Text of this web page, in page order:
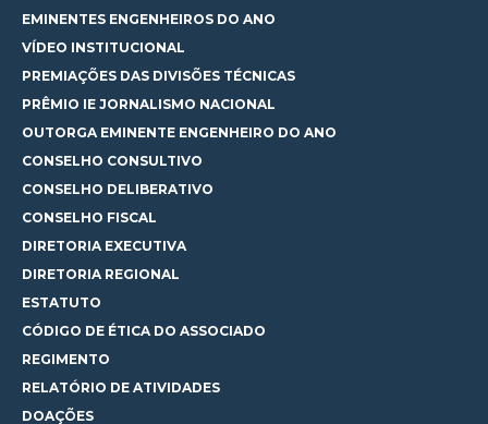
EMINENTES ENGENHEIROS DO ANO
VÍDEO INSTITUCIONAL
PREMIAÇÕES DAS DIVISÕES TÉCNICAS
PRÊMIO IE JORNALISMO NACIONAL
OUTORGA EMINENTE ENGENHEIRO DO ANO
CONSELHO CONSULTIVO
CONSELHO DELIBERATIVO
CONSELHO FISCAL
DIRETORIA EXECUTIVA
DIRETORIA REGIONAL
ESTATUTO
CÓDIGO DE ÉTICA DO ASSOCIADO
REGIMENTO
RELATÓRIO DE ATIVIDADES
DOAÇÕES